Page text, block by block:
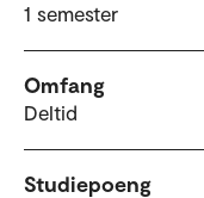
1 semester
Omfang
Deltid
Studiepoeng